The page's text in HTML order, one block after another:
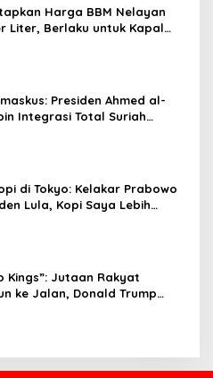
Harga BBM Nelayan
Liter, Berlaku untuk Kapal
Presiden Ahmed al-
Integrasi Total Suriah
di Tokyo: Kelakar Prabowo
Lula, Kopi Saya Lebih
Kings”: Jutaan Rakyat
ke Jalan, Donald Trump